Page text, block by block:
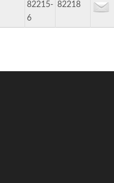
82215-
6
82218